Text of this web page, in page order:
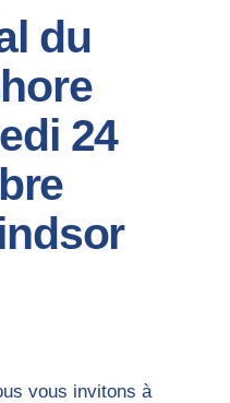
du
24
vous invitons à